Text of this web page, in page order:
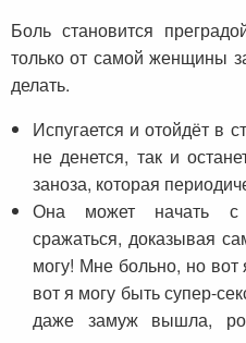
Боль становится
только от самой женщины
делать.
Испугается и отойдёт в
не денется, так и
заноза, которая
Она может начать с
сражаться, доказывая
могу! Мне больно, но
вот я могу быть супер-
даже замуж вышла,